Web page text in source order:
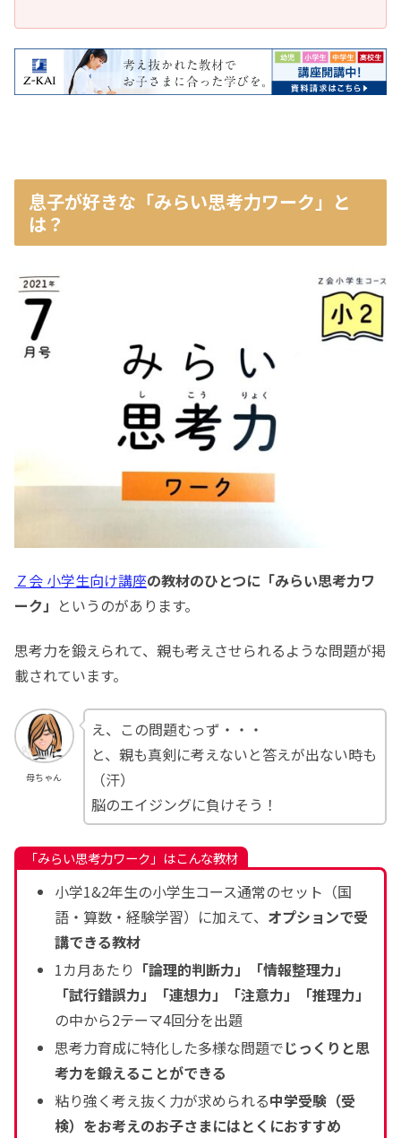
息子が好きな「みらい思考力ワーク」と
は？
Ｚ会 小学生向け講座の教材のひとつに「みらい思考力ワ
ーク」 というのがあります。
思考力を鍛えられて、親も考えさせられるような問題が掲
載されています。
母ちゃん
え、この問題むっず・・・
と、親も真剣に考えないと答えが出ない時も
（汗）
脳のエイジングに負けそう！
「みらい思考力ワーク」はこんな教材
小学1&2年生の小学生コース通常のセット（国
語・算数・経験学習）に加えて、 オプションで受
講できる教材
1カ月あたり 「論理的判断力」「情報整理力」
「試行錯誤力」「連想力」「注意力」「推理力」
の中から2テーマ4回分を出題
思考力育成に特化した多様な問題でじっくりと思
考力を鍛えることができる
粘り強く考え抜く力が求められる中学受験（受
検）をお考えのお子さまにはとくにおすすめ